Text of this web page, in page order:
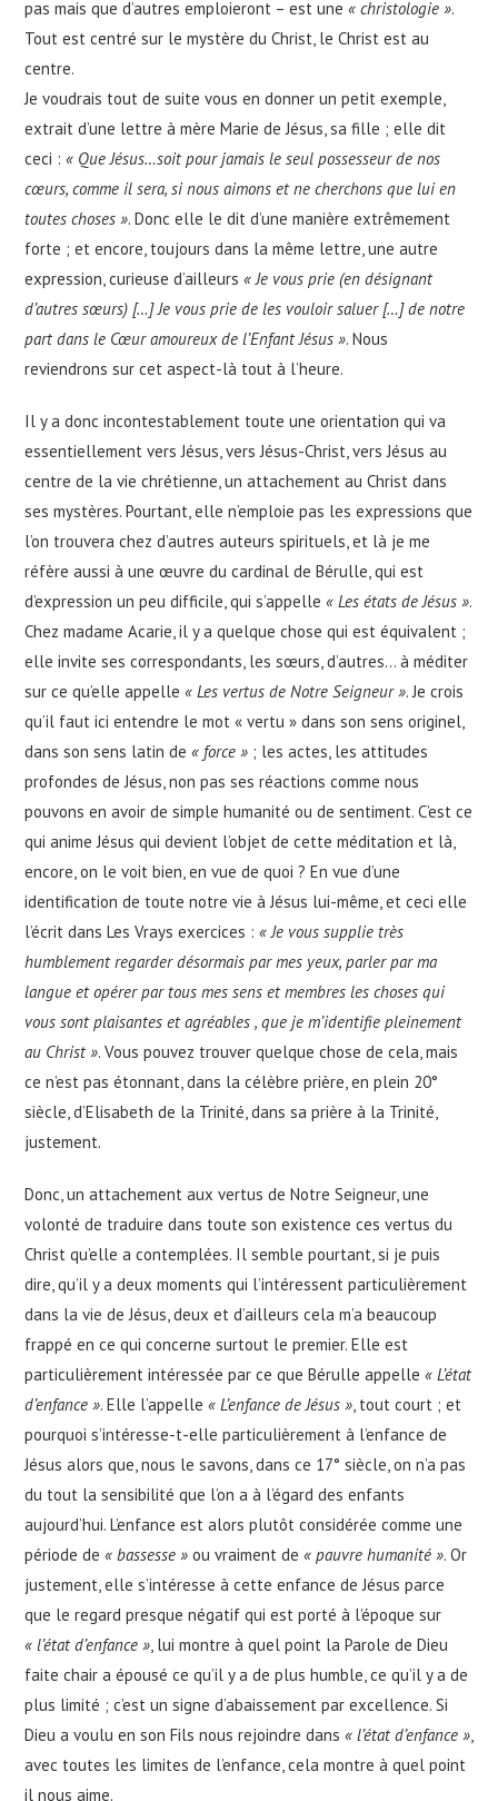
pas mais que d’autres emploieront – est une« christologie ».
Tout est centré sur le mystère du Christ, le Christ est au
centre.
Je voudrais tout de suite vous en donner un petit exemple,
extrait d’une lettre à mère Marie de Jésus, sa fille ; elle dit
ceci :« Que Jésus…soit pour jamais le seul possesseur de nos
cœurs, comme il sera, si nous aimons et ne cherchons que lui en
toutes choses ». Donc elle le dit d’une manière extrêmement
forte ; et encore, toujours dans la même lettre, une autre
expression, curieuse d’ailleurs« Je vous prie (en désignant
d’autres sœurs) […] Je vous prie de les vouloir saluer […] de notre
part dans le Cœur amoureux de l’Enfant Jésus ». Nous
reviendrons sur cet aspect-là tout à l’heure.
Il y a donc incontestablement toute une orientation qui va
essentiellement vers Jésus, vers Jésus-Christ, vers Jésus au
centre de la vie chrétienne, un attachement au Christ dans
ses mystères. Pourtant, elle n’emploie pas les expressions que
l’on trouvera chez d’autres auteurs spirituels, et là je me
réfère aussi à une œuvre du cardinal de Bérulle, qui est
d’expression un peu difficile, qui s’appelle« Les états de Jésus ».
Chez madame Acarie, il y a quelque chose qui est équivalent ;
elle invite ses correspondants, les sœurs, d’autres… à méditer
sur ce qu’elle appelle« Les vertus de Notre Seigneur ». Je crois
qu’il faut ici entendre le mot « vertu » dans son sens originel,
dans son sens latin de« force » ; les actes, les attitudes
profondes de Jésus, non pas ses réactions comme nous
pouvons en avoir de simple humanité ou de sentiment. C’est ce
qui anime Jésus qui devient l’objet de cette méditation et là,
encore, on le voit bien, en vue de quoi ? En vue d’une
identification de toute notre vie à Jésus lui-même, et ceci elle
l’écrit dans Les Vrays exercices :« Je vous supplie très
humblement regarder désormais par mes yeux, parler par ma
langue et opérer par tous mes sens et membres les choses qui
vous sont plaisantes et agréables , que je m’identifie pleinement
au Christ ». Vous pouvez trouver quelque chose de cela, mais
ce n’est pas étonnant, dans la célèbre prière, en plein 20°
siècle, d’Elisabeth de la Trinité, dans sa prière à la Trinité,
justement.
Donc, un attachement aux vertus de Notre Seigneur, une
volonté de traduire dans toute son existence ces vertus du
Christ qu’elle a contemplées. Il semble pourtant, si je puis
dire, qu’il y a deux moments qui l’intéressent particulièrement
dans la vie de Jésus, deux et d’ailleurs cela m’a beaucoup
frappé en ce qui concerne surtout le premier. Elle est
particulièrement intéressée par ce que Bérulle appelle« L’état
d’enfance ». Elle l’appelle« L’enfance de Jésus », tout court ; et
pourquoi s’intéresse-t-elle particulièrement à l’enfance de
Jésus alors que, nous le savons, dans ce 17° siècle, on n’a pas
du tout la sensibilité que l’on a à l’égard des enfants
aujourd’hui. L’enfance est alors plutôt considérée comme une
période de« bassesse » ou vraiment de« pauvre humanité ». Or
justement, elle s’intéresse à cette enfance de Jésus parce
que le regard presque négatif qui est porté à l’époque sur
« l’état d’enfance », lui montre à quel point la Parole de Dieu
faite chair a épousé ce qu’il y a de plus humble, ce qu’il y a de
plus limité ; c’est un signe d’abaissement par excellence. Si
Dieu a voulu en son Fils nous rejoindre dans« l’état d’enfance »,
avec toutes les limites de l’enfance, cela montre à quel point
il nous aime.